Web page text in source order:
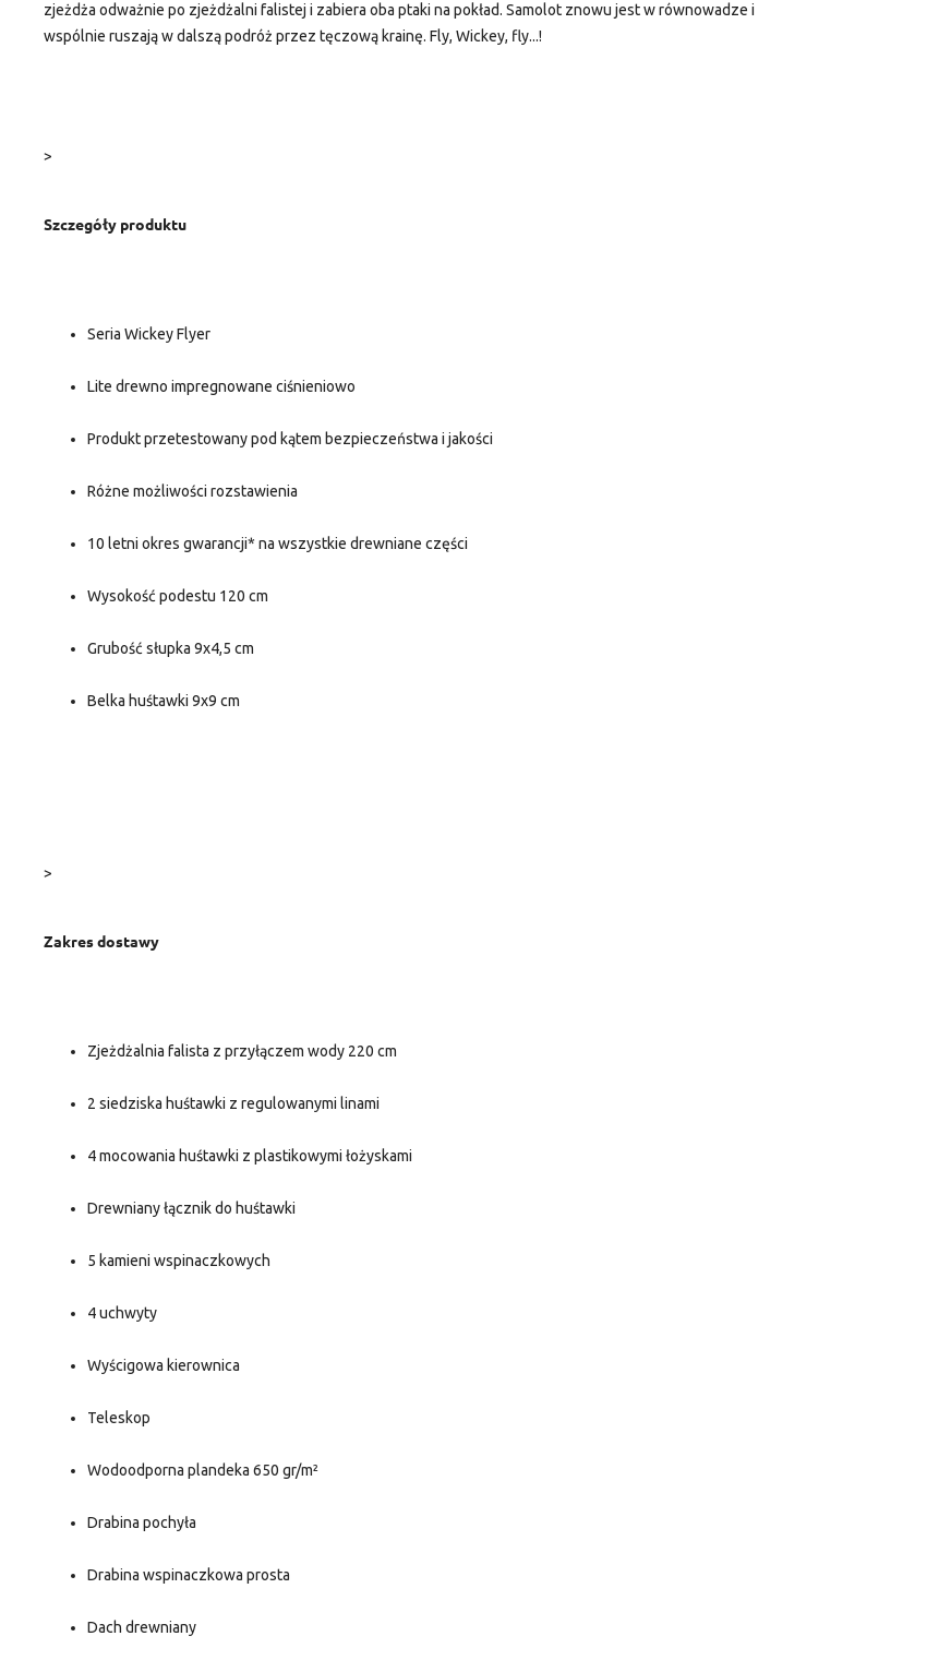
zjeżdża odważnie po zjeżdżalni falistej i zabiera oba ptaki na pokład. Samolot znowu jest w równowadze i
wspólnie ruszają w dalszą podróż przez tęczową krainę. Fly, Wickey, fly...!
>
Szczegóły produktu
Seria Wickey Flyer
Lite drewno impregnowane ciśnieniowo
Produkt przetestowany pod kątem bezpieczeństwa i jakości
Różne możliwości rozstawienia
10 letni okres gwarancji* na wszystkie drewniane części
Wysokość podestu 120 cm
Grubość słupka 9x4,5 cm
Belka huśtawki 9x9 cm
>
Zakres dostawy
Zjeżdżalnia falista z przyłączem wody 220 cm
2 siedziska huśtawki z regulowanymi linami
4 mocowania huśtawki z plastikowymi łożyskami
Drewniany łącznik do huśtawki
5 kamieni wspinaczkowych
4 uchwyty
Wyścigowa kierownica
Teleskop
Wodoodporna plandeka 650 gr/m²
Drabina pochyła
Drabina wspinaczkowa prosta
Dach drewniany